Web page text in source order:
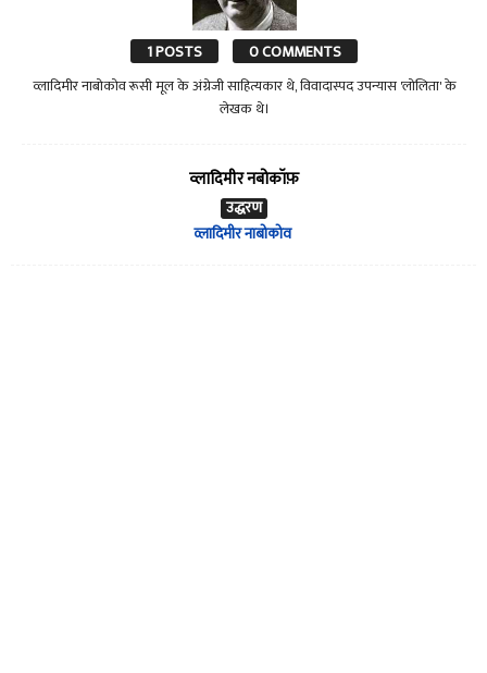
1 POSTS 0 COMMENTS
व्लादिमीर नाबोकोव रूसी मूल के अंग्रेजी साहित्यकार थे, विवादास्पद उपन्यास 'लोलिता' के
लेखक थे।
व्लादिमीर नबोकॉफ़
उद्धरण
व्लादिमीर नाबोकोव